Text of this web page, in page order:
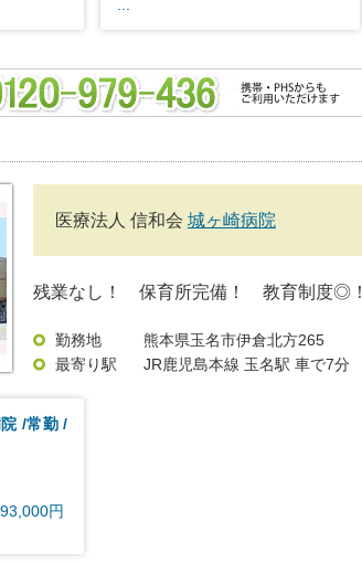
医療法人 信和会 城ヶ崎病院
残業なし！ 保育所完備！ 教育制度◎！
勤務地
熊本県玉名市伊倉北方265
最寄り駅
JR鹿児島本線 玉名駅 車で7分
常勤
円